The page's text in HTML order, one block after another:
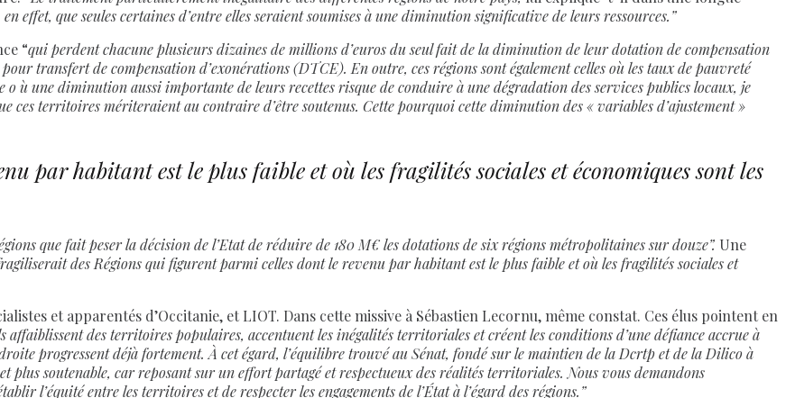
effet, que seules certaines d’entre elles seraient soumises à une diminution significative de leurs ressources.”
“qui perdent chacune plusieurs dizaines de millions d’euros du seul fait de la diminution de leur dotation de compensation
transfert de compensation d’exonérations (DTCE). En outre, ces régions sont également celles où les taux de pauvreté
o ù une diminution aussi importante de leurs recettes risque de conduire à une dégradation des services publics locaux, je
ces territoires mériteraient au contraire d’être soutenus. Cette pourquoi cette diminution des « variables d’ajustement »
par habitant est le plus faible et où les fragilités sociales et économiques sont les
que fait peser la décision de l’Etat de réduire de 180 M€ les dotations de six régions métropolitaines sur douze”. Une
des Régions qui figurent parmi celles dont le revenu par habitant est le plus faible et où les fragilités sociales et
et apparentés d’Occitanie, et LIOT. Dans cette missive à Sébastien Lecornu, même constat. Ces élus pointent en
des territoires populaires, accentuent les inégalités territoriales et créent les conditions d’une défiance accrue à
progressent déjà fortement. À cet égard, l’équilibre trouvé au Sénat, fondé sur le maintien de la Dcrtp et de la Dilico à
soutenable, car reposant sur un effort partagé et respectueux des réalités territoriales. Nous vous demandons
l’équité entre les territoires et de respecter les engagements de l’État à l’égard des régions.”